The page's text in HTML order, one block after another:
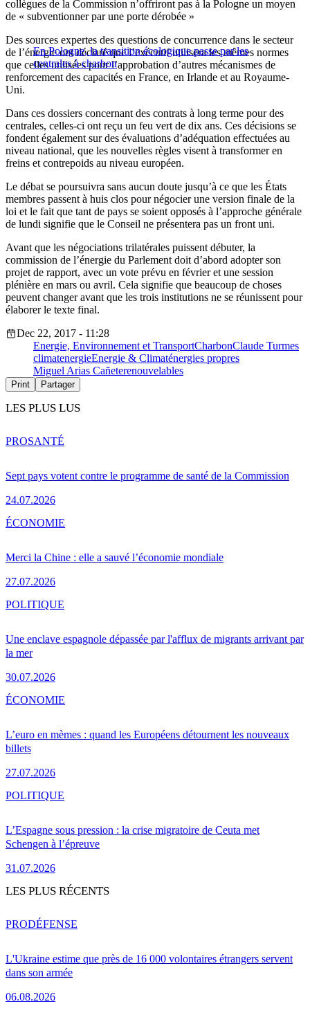
collègues de la Commission n’offriront pas à la Pologne un moyen
de « subventionner par une porte dérobée »
En Pologne, la transition écologique passe par les
centrales à charbon
Des sources expertes des questions de concurrence dans le secteur
de l’énergie ont déclaré que l’exécutif utilisera les mêmes normes
que celles utilisées pour l’approbation d’autres mécanismes de
renforcement des capacités en France, en Irlande et au Royaume-
Uni.
Dans ces dossiers concernant des contrats à long terme pour des
centrales, celles-ci ont reçu un feu vert de dix ans. Ces décisions se
fondent également sur des évaluations d’adéquation effectuées au
niveau national, que les nouvelles règles visent à transformer en
freins et contrepoids au niveau européen.
Le débat se poursuivra sans aucun doute jusqu’à ce que les États
membres passent à huis clos pour négocier une version finale de la
loi et le fait que tant de pays se soient opposés à l’approche générale
de lundi signifie que le Conseil ne présentera pas un front uni.
Avant que les négociations trilatérales puissent débuter, la
commission de l’énergie du Parlement doit d’abord adopter son
projet de rapport, avec un vote prévu en février et une session
plénière en mars ou avril. Cela signifie que beaucoup de choses
peuvent changer avant que les trois institutions ne se réunissent pour
élaborer le texte final.
Dec 22, 2017 - 11:28
Energie, Environnement et TransportCharbonClaude Turmes
climatenergieEnergie & Climaténergies propres
Miguel Arias Cañeterenouvelables
Print Partager
LES PLUS LUS
Sept pays votent contre le programme de santé de la Commission
24.07.2026
PROSANTÉ
Merci la Chine : elle a sauvé l’économie mondiale
27.07.2026
ÉCONOMIE
Une enclave espagnole dépassée par l'afflux de migrants arrivant par
la mer
30.07.2026
POLITIQUE
L’euro en mèmes : quand les Européens détournent les nouveaux
billets
27.07.2026
ÉCONOMIE
L’Espagne sous pression : la crise migratoire de Ceuta met
Schengen à l’épreuve
31.07.2026
POLITIQUE
LES PLUS RÉCENTS
L'Ukraine estime que près de 16 000 volontaires étrangers servent
dans son armée
06.08.2026
PRODÉFENSE